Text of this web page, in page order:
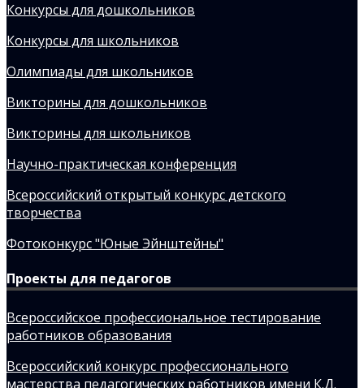
Конкурсы для дошкольников
Конкурсы для школьников
Олимпиады для школьников
Викторины для дошкольников
Викторины для школьников
Научно-практическая конференция
Всероссийский открытый конкурс детского
творчества
Фотоконкурс "Юные Эйнштейны"
Проекты для педагогов
Всероссийское профессиональное тестирование
работников образования
Всероссийский конкурс профессионального
мастерства педагогических работников имени К.Д.